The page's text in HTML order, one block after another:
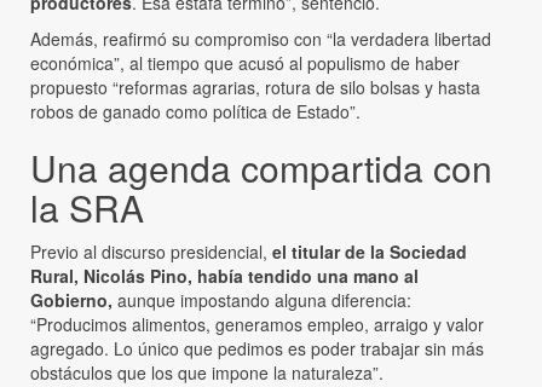
Además, reafirmó su compromiso con “la verdadera libertad
económica”, al tiempo que acusó al populismo de haber
propuesto “reformas agrarias, rotura de silo bolsas y hasta
robos de ganado como política de Estado”.
Una agenda compartida con
la SRA
Previo al discurso presidencial, el titular de la Sociedad
Rural, Nicolás Pino, había tendido una mano al
Gobierno, aunque impostando alguna diferencia:
“Producimos alimentos, generamos empleo, arraigo y valor
agregado. Lo único que pedimos es poder trabajar sin más
obstáculos que los que impone la naturaleza”.